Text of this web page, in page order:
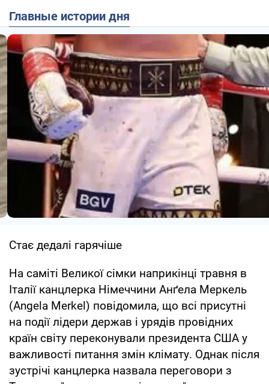
Главные истории дня
Стає дедалі гарячіше
На саміті Великої сімки наприкінці травня в
Італії канцлерка Німеччини Анґела Меркель
(Angela Merkel) повідомила, що всі присутні
на події лідери держав і урядів провідних
країн світу переконували президента США у
важливості питання змін клімату. Однак після
зустрічі канцлерка назвала переговори з